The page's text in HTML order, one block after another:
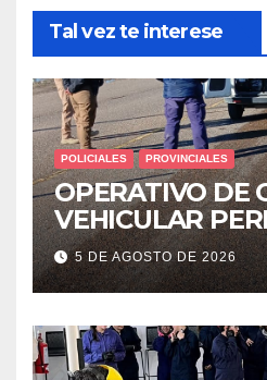
Tal vez te interese
POLICIALES PROVINCIALES
OPERATIVO DE
VEHICULAR
LOCALIZAR A
CON PEDIDO
5 DE AGOSTO DE 2026